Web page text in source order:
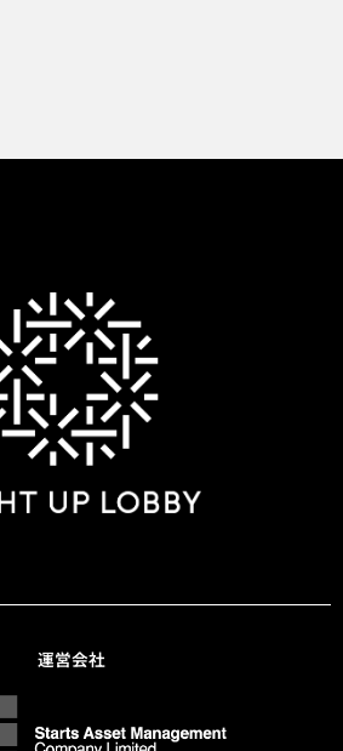
運営会社